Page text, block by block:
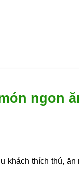
ngon
khách thích thú,